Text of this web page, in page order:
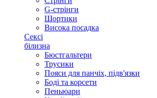
G-стрінги
Шортики
Висока посадка
Сексі
білизна
Бюстгальтери
Трусики
Пояси для панчіх, підв'язки
Боді та корсети
Пеньюари